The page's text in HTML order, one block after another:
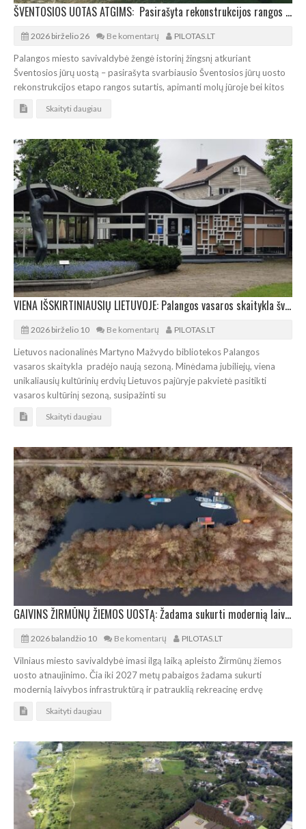
ŠVENTOSIOS UOTAS ATGIMS: Pasirašyta rekonstrukcijos rangos sutartis
2026 birželio 26 Be komentarų PILOTAS.LT
Palangos miesto savivaldybė žengė istorinį žingsnį atkuriant
Šventosios jūrų uostą – pasirašyta svarbiausio Šventosios jūrų uosto
rekonstrukcijos etapo rangos sutartis, apimanti molų jūroje bei kitos
Skaityti daugiau
VIENA IŠSKIRTINIAUSIŲ LIETUVOJE: Palangos vasaros skaitykla švenčia 60-metį
2026 birželio 10 Be komentarų PILOTAS.LT
Lietuvos nacionalinės Martyno Mažvydo bibliotekos Palangos
vasaros skaitykla pradėjo naują sezoną. Minėdama jubiliejų, viena
unikaliausių kultūrinių erdvių Lietuvos pajūryje pakvietė pasitikti
vasaros kultūrinį sezoną, susipažinti su
Skaityti daugiau
GAIVINS ŽIRMŪNŲ ŽIEMOS UOSTĄ: Žadama sukurti modernią laivybos infrastruktūrą
2026 balandžio 10 Be komentarų PILOTAS.LT
Vilniaus miesto savivaldybė imasi ilgą laiką apleisto Žirmūnų žiemos
uosto atnaujinimo. Čia iki 2027 metų pabaigos žadama sukurti
modernią laivybos infrastruktūrą ir patrauklią rekreacinę erdvę
Skaityti daugiau